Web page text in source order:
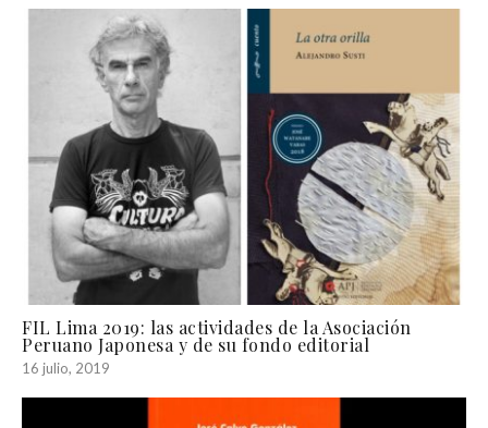
FIL Lima 2019: las actividades de la Asociación
Peruano Japonesa y de su fondo editorial
16 julio, 2019